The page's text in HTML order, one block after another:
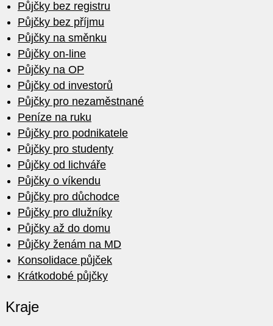
Půjčky bez registru
Půjčky bez příjmu
Půjčky na směnku
Půjčky on-line
Půjčky na OP
Půjčky od investorů
Půjčky pro nezaměstnané
Peníze na ruku
Půjčky pro podnikatele
Půjčky pro studenty
Půjčky od lichváře
Půjčky o víkendu
Půjčky pro důchodce
Půjčky pro dlužníky
Půjčky až do domu
Půjčky ženám na MD
Konsolidace půjček
Krátkodobé půjčky
Kraje